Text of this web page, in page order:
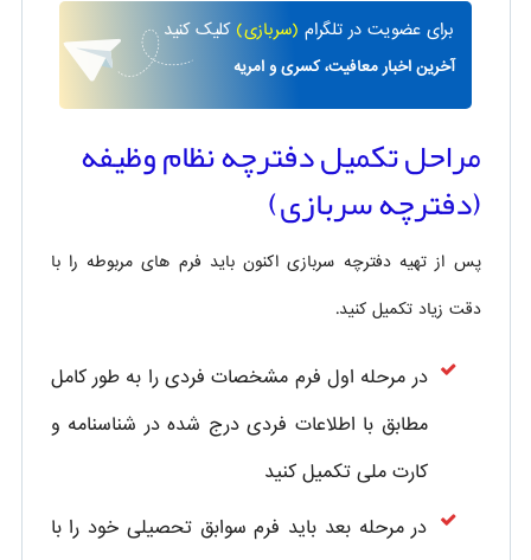
برای عضویت در تلگرام (سربازی) کلیک کنید
آخرین اخبار معافیت، کسری و امریه
مراحل تکمیل دفترچه نظام وظیفه
(دفترچه سربازی)
پس از تهیه دفترچه سربازی اکنون باید فرم های مربوطه را با
دقت زیاد تکمیل کنید.
در مرحله اول فرم مشخصات فردی را به طور کامل
مطابق با اطلاعات فردی درج شده در شناسنامه و
کارت ملی تکمیل کنید
در مرحله بعد باید فرم سوابق تحصیلی خود را با